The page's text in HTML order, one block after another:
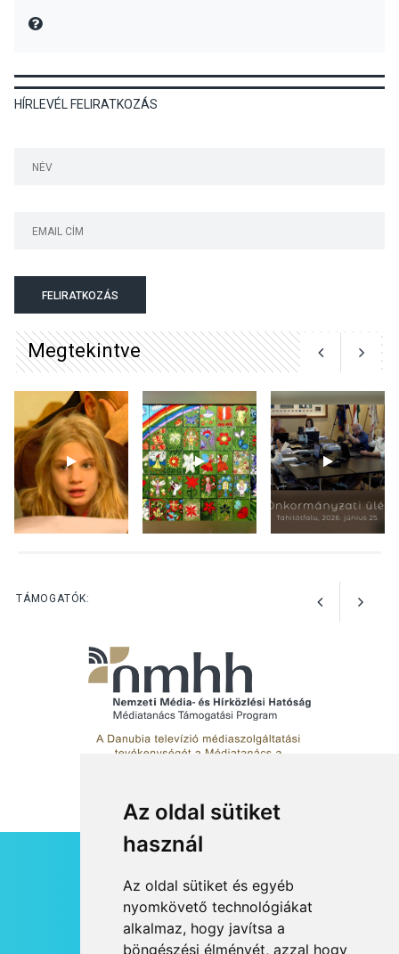
Az oldal sütiket
használ
Az oldal sütiket és egyéb
nyomkövető technológiákat
alkalmaz, hogy javítsa a
böngészési élményét, azzal hogy
KULTÚRA 2026 AUG 06
Színek, közösség és
KULTÚRA 2026 AUG 05
Különleges nyári élményt
kínálnak a szabadtéri
előadások a Skanzenben
KÖZÉLET 2026 AUG 05
KÖZÉLET
Nőtt a fontosabb nyári
gyümölcsök
termésmennyisége
KULTÚRA
Bogdányban programokkal
MIRE MONDTA
HÍRLEVÉL FELIRATKOZÁS
FELIRATKOZÁS
Megtekintve
TÁMOGATÓK:
RSS
JOGI NYILATKOZAT